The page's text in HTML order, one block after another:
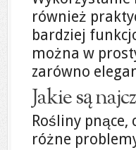
również
bardziej
można w
zarówno
Jakie są
Rośliny
różne